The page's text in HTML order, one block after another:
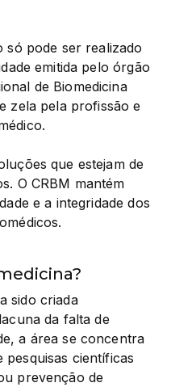
só pode ser realizado
emitida pelo órgão
de Biomedicina
zela pela profissão e
que estejam de
O CRBM mantém
e a integridade dos
sido criada
da falta de
a área se concentra
pesquisas científicas
prevenção de